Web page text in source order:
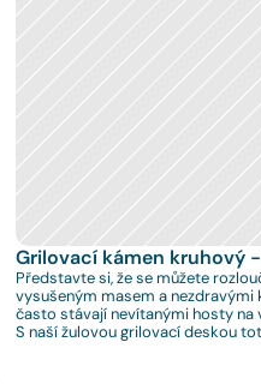
Grilovací kámen kruhový
Představte si, že se můžete
vysušeným masem a nezdravými
často stávají nevítanými hosty na
S naší žulovou grilovací deskou